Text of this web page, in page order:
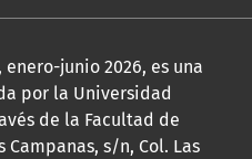
enero-junio 2026, es una
por la Universidad
de la Facultad de
Campanas, s/n, Col. Las